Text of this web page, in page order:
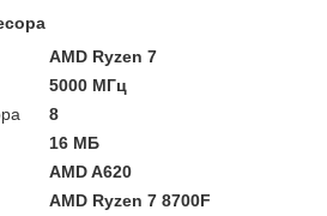
AMD Ryzen 7
5000 МГц
8
16 МБ
AMD A620
AMD Ryzen 7 8700F